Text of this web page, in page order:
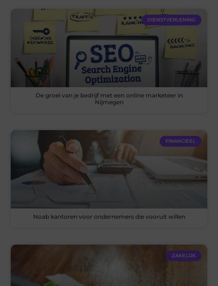
DIENSTVERLENING
De groei van je bedrijf met een online marketeer in
Nijmegen
FINANCIEEL
Noab kantoren voor ondernemers die vooruit willen
ZAKELIJK